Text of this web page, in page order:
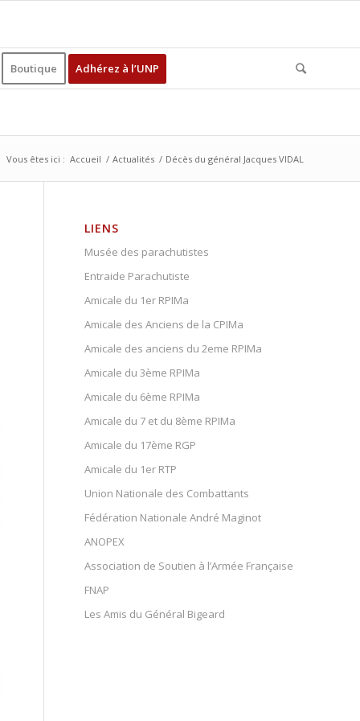
Boutique Adhérez à l’UNP
Vous êtes ici : Accueil / Actualités / Décès du général Jacques VIDAL
LIENS
Musée des parachutistes
Entraide Parachutiste
Amicale du 1er RPIMa
Amicale des Anciens de la CPIMa
Amicale des anciens du 2eme RPIMa
Amicale du 3ème RPIMa
Amicale du 6ème RPIMa
Amicale du 7 et du 8ème RPIMa
Amicale du 17ème RGP
Amicale du 1er RTP
Union Nationale des Combattants
Fédération Nationale André Maginot
ANOPEX
Association de Soutien à l’Armée Française
FNAP
Les Amis du Général Bigeard